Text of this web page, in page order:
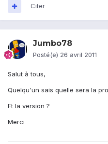
Citer
Jumbo78
Posté(e) 26 avril 2011
Salut à tous,
Quelqu'un sais quelle sera la
Et la version ?
Merci